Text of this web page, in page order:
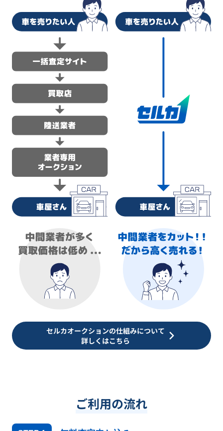
セルカオークションの仕組みについて
詳しくはこちら
ご利用の流れ